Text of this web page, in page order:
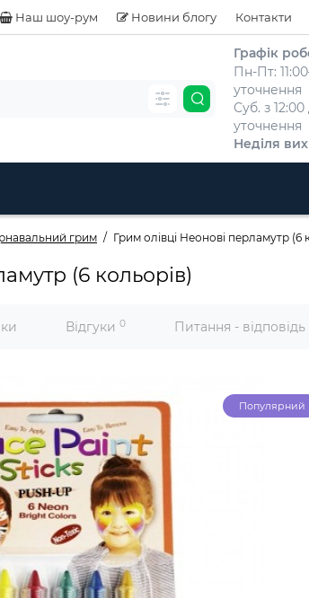
Наш шоу-рум Новини блогу Контакти
Графік
Пн-Пт:
уточнення
Суб. з
уточнення
Неділя
грим Грим олівці Неонові перламутр (6
(6 кольорів)
Відгуки 0 Питання - відповідь
Популярний